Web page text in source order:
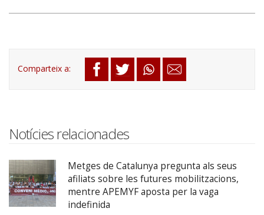
Notícies relacionades
Metges de Catalunya pregunta als seus
afiliats sobre les futures mobilitzacions,
mentre APEMYF aposta per la vaga
indefinida